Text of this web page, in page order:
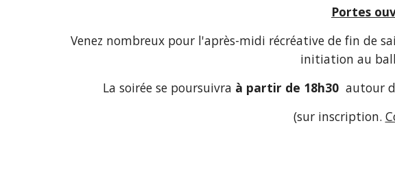
Portes
Venez nombreux pour l'après-midi récréative de fin de
initiation au
La soirée se poursuivra à partir de 18h30
autour
(sur inscription.